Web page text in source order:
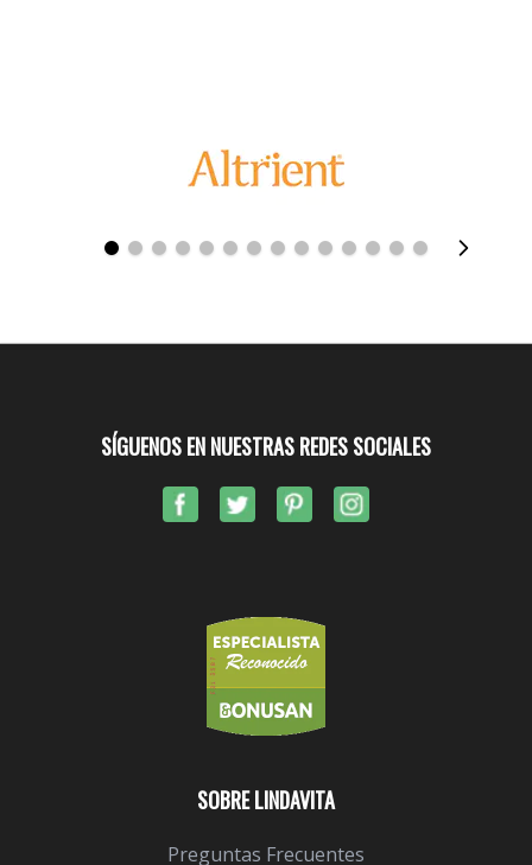
SOBRE LINDAVITA
Preguntas Frecuentes
SÍGUENOS EN NUESTRAS REDES SOCIALES